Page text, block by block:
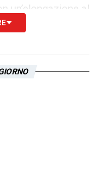
un’elongazione al
almeno i
anche il derby.